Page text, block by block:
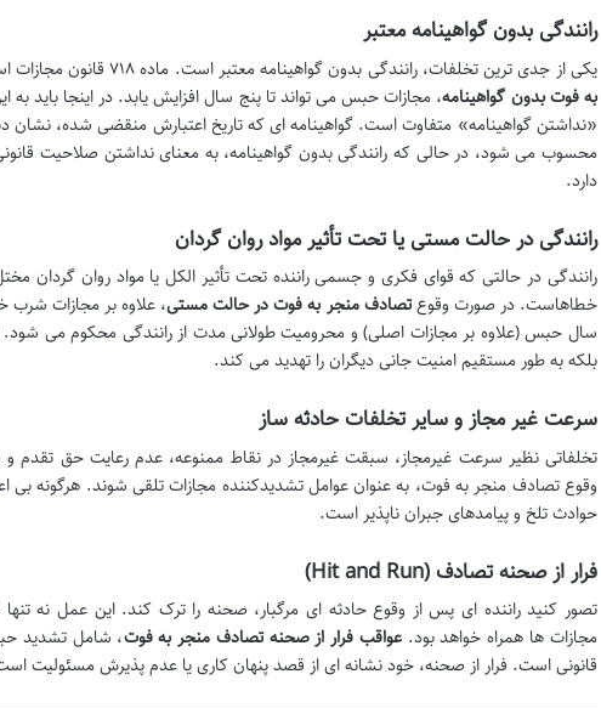
رانندگی بدون گواهینامه معتبر
یکی از جدی ترین تخلفات، رانندگی بدون گواهینامه معتبر است. ماده ۷۱۸ قانون مجازات اسلامی تصریح می کند که در صورت وقوع
به فوت بدون گواهینامه، مجازات حبس می تواند تا پنج سال افزایش یابد. در اینجا باید به
«نداشتن گواهینامه» متفاوت است. گواهینامه ای که تاریخ اعتبارش منقضی شده،
محسوب می شود، در حالی که رانندگی بدون گواهینامه، به معنای نداشتن صلاحیت
دارد.
رانندگی در حالت مستی یا تحت تأثیر مواد روان گردان
رانندگی در حالتی که قوای فکری و جسمی راننده تحت تأثیر الکل یا مواد روان گردان
خطاهاست. در صورت وقوعتصادف منجر به فوت در حالت مستی، علاوه بر مجازات شرب
سال حبس (علاوه بر مجازات اصلی) و محرومیت طولانی مدت از رانندگی محکوم می شود.
بلکه به طور مستقیم امنیت جانی دیگران را تهدید می کند.
سرعت غیر مجاز و سایر تخلفات حادثه ساز
تخلفاتی نظیر سرعت غیرمجاز، سبقت غیرمجاز در نقاط ممنوعه، عدم رعایت حق تقدم و
وقوع تصادف منجر به فوت، به عنوان عوامل تشدیدکننده مجازات تلقی شوند. هرگونه بی
حوادث تلخ و پیامدهای جبران ناپذیر است.
فرار از صحنه تصادف (Hit and Run)
تصور کنید راننده ای پس از وقوع حادثه ای مرگبار، صحنه را ترک کند. این عمل نه تنها
مجازات ها همراه خواهد بود.عواقب فرار از صحنه تصادف منجر به فوت، شامل تشدید
قانونی است. فرار از صحنه، خود نشانه ای از قصد پنهان کاری یا عدم پذیرش مسئولیت